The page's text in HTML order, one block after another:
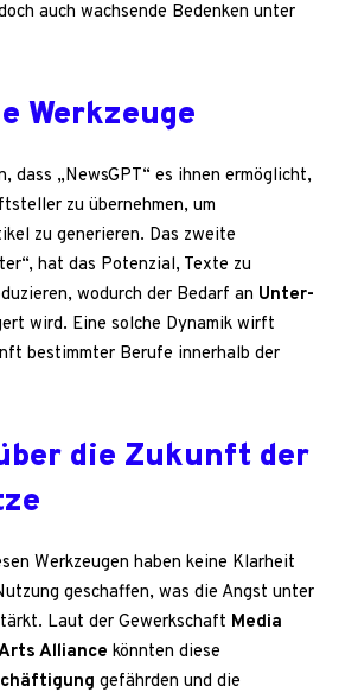
auch wachsende Bedenken unter
Werkzeuge
dass „NewsGPT“ es ihnen ermöglicht,
zu übernehmen, um
zu generieren. Das zweite
hat das Potenzial, Texte zu
wodurch der Bedarf an Unter-
wird. Eine solche Dynamik wirft
bestimmter Berufe innerhalb der
die Zukunft der
Werkzeugen haben keine Klarheit
geschaffen, was die Angst unter
Laut der Gewerkschaft Media
Alliance könnten diese
gefährden und die